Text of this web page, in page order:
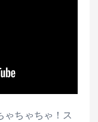
ゃちゃちゃ！ス